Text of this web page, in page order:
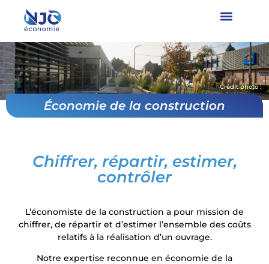
Économie de la construction
Crédit photo :
Chiffrer, répartir, estimer,
contrôler
L’économiste de la construction a pour mission de
chiffrer, de répartir et d’estimer l’ensemble des coûts
relatifs à la réalisation d’un ouvrage.
Notre expertise reconnue en économie de la